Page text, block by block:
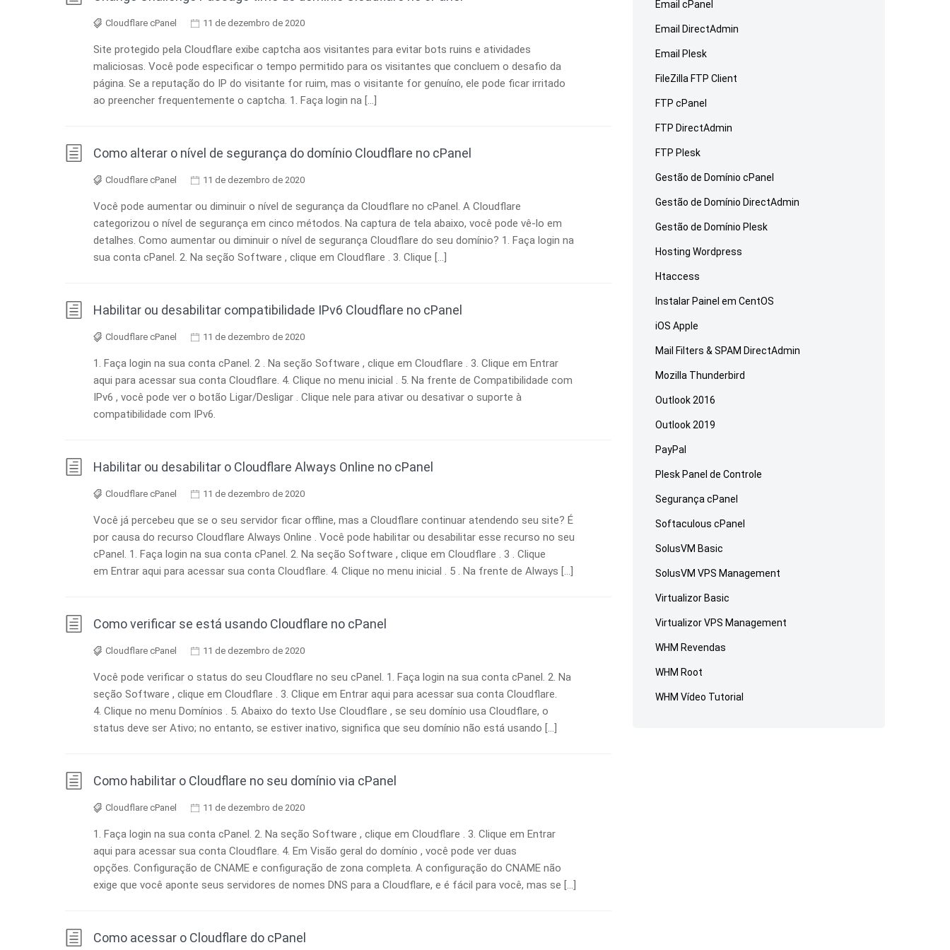
Cloudflare cPanel 11 de dezembro de 2020
Site protegido pela Cloudflare exibe captcha aos visitantes para evitar bots ruins e atividades
maliciosas. Você pode especificar o tempo permitido para os visitantes que concluem o desafio da
página. Se a reputação do IP do visitante for ruim, mas o visitante for genuíno, ele pode ficar irritado
ao preencher frequentemente o captcha. 1. Faça login na […]
Como alterar o nível de segurança do domínio Cloudflare no cPanel
Cloudflare cPanel 11 de dezembro de 2020
Você pode aumentar ou diminuir o nível de segurança da Cloudflare no cPanel. A Cloudflare
categorizou o nível de segurança em cinco métodos. Na captura de tela abaixo, você pode vê-lo em
detalhes. Como aumentar ou diminuir o nível de segurança Cloudflare do seu domínio? 1. Faça login na
sua conta cPanel. 2. Na seção Software , clique em Cloudflare . 3. Clique […]
Habilitar ou desabilitar compatibilidade IPv6 Cloudflare no cPanel
Cloudflare cPanel 11 de dezembro de 2020
1. Faça login na sua conta cPanel. 2 . Na seção Software , clique em Cloudflare . 3. Clique em Entrar
aqui para acessar sua conta Cloudflare. 4. Clique no menu inicial . 5. Na frente de Compatibilidade com
IPv6 , você pode ver o botão Ligar/Desligar . Clique nele para ativar ou desativar o suporte à
compatibilidade com IPv6.
Habilitar ou desabilitar o Cloudflare Always Online no cPanel
Cloudflare cPanel 11 de dezembro de 2020
Você já percebeu que se o seu servidor ficar offline, mas a Cloudflare continuar atendendo seu site? É
por causa do recurso Cloudflare Always Online . Você pode habilitar ou desabilitar esse recurso no seu
cPanel. 1. Faça login na sua conta cPanel. 2. Na seção Software , clique em Cloudflare . 3 . Clique
em Entrar aqui para acessar sua conta Cloudflare. 4. Clique no menu inicial . 5 . Na frente de Always […]
Como verificar se está usando Cloudflare no cPanel
Cloudflare cPanel 11 de dezembro de 2020
Você pode verificar o status do seu Cloudflare no seu cPanel. 1. Faça login na sua conta cPanel. 2. Na
seção Software , clique em Cloudflare . 3. Clique em Entrar aqui para acessar sua conta Cloudflare.
4. Clique no menu Domínios . 5. Abaixo do texto Use Cloudflare , se seu domínio usa Cloudflare, o
status deve ser Ativo; no entanto, se estiver inativo, significa que seu domínio não está usando […]
Como habilitar o Cloudflare no seu domínio via cPanel
Cloudflare cPanel 11 de dezembro de 2020
1. Faça login na sua conta cPanel. 2. Na seção Software , clique em Cloudflare . 3. Clique em Entrar
aqui para acessar sua conta Cloudflare. 4. Em Visão geral do domínio , você pode ver duas
opções. Configuração de CNAME e configuração de zona completa. A configuração do CNAME não
exige que você aponte seus servidores de nomes DNS para a Cloudflare, e é fácil para você, mas se […]
Como acessar o Cloudflare do cPanel
Email cPanel
Email DirectAdmin
Email Plesk
FileZilla FTP Client
FTP cPanel
FTP DirectAdmin
FTP Plesk
Gestão de Domínio cPanel
Gestão de Domínio DirectAdmin
Gestão de Domínio Plesk
Hosting Wordpress
Htaccess
Instalar Painel em CentOS
iOS Apple
Mail Filters & SPAM DirectAdmin
Mozilla Thunderbird
Outlook 2016
Outlook 2019
PayPal
Plesk Panel de Controle
Segurança cPanel
Softaculous cPanel
SolusVM Basic
SolusVM VPS Management
Virtualizor Basic
Virtualizor VPS Management
WHM Revendas
WHM Root
WHM Vídeo Tutorial